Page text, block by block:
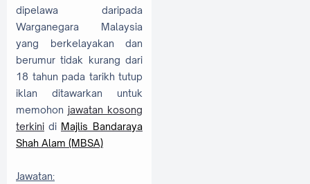
dipelawa daripada
Warganegara Malaysia
yang berkelayakan dan
berumur tidak kurang dari
18 tahun pada tarikh tutup
iklan ditawarkan untuk
memohon jawatan kosong
terkini di Majlis Bandaraya
Shah Alam (MBSA)
Jawatan: